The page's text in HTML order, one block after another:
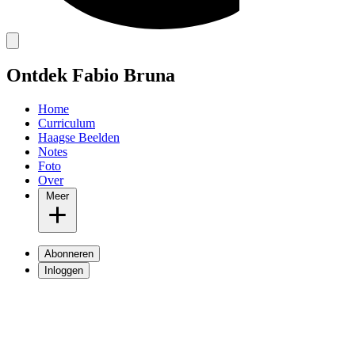
Ontdek Fabio Bruna
Home
Curriculum
Haagse Beelden
Notes
Foto
Over
Meer
Abonneren
Inloggen